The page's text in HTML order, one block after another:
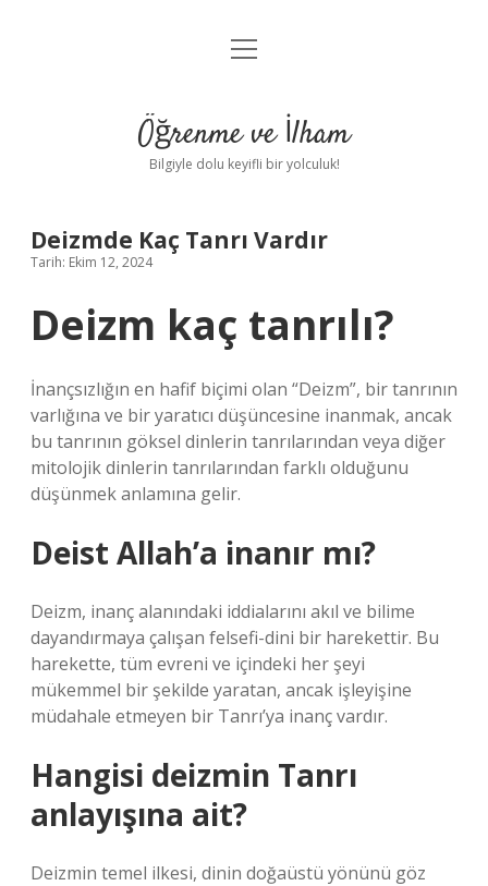
Anasayfa
Yasal Uyarı
menüyü
Öğrenme ve İlham
Bilgiyle dolu keyifli bir yolculuk!
Deizmde Kaç Tanrı Vardır
Tarih: Ekim 12, 2024
Deizm kaç tanrılı?
İnançsızlığın en hafif biçimi olan “Deizm”, bir tanrının
varlığına ve bir yaratıcı düşüncesine inanmak, ancak
bu tanrının göksel dinlerin tanrılarından veya diğer
mitolojik dinlerin tanrılarından farklı olduğunu
düşünmek anlamına gelir.
Deist Allah’a inanır mı?
Deizm, inanç alanındaki iddialarını akıl ve bilime
dayandırmaya çalışan felsefi-dini bir harekettir. Bu
harekette, tüm evreni ve içindeki her şeyi
mükemmel bir şekilde yaratan, ancak işleyişine
müdahale etmeyen bir Tanrı’ya inanç vardır.
Hangisi deizmin Tanrı
anlayışına ait?
Deizmin temel ilkesi, dinin doğaüstü yönünü göz